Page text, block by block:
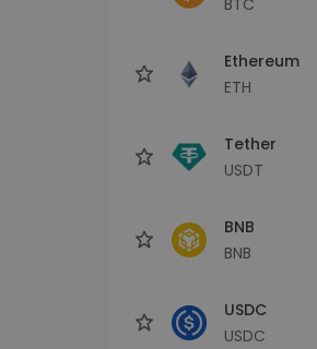
Ethereum
ETH
Tether
USDT
BNB
BNB
USDC
USDC